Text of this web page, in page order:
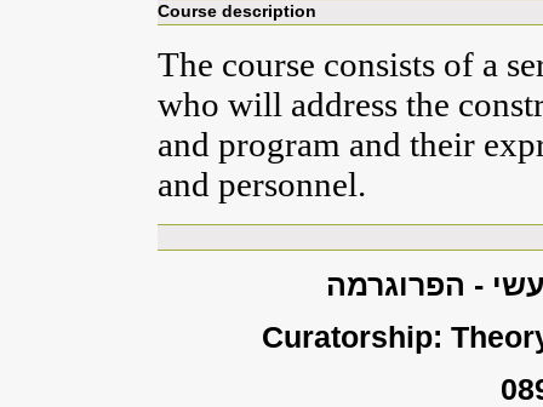
Course description
The course consists of a
who will address the
and program and their
and personnel.
- הפרוגרמה
Curatorship: